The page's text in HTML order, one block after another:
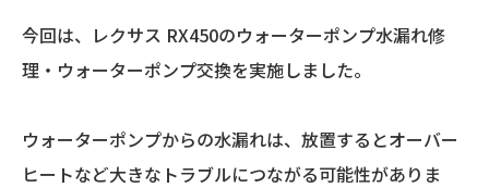
今回は、レクサス RX450のウォーターポンプ水漏れ修
理・ウォーターポンプ交換を実施しました。
ウォーターポンプからの水漏れは、放置するとオーバー
ヒートなど大きなトラブルにつながる可能性がありま